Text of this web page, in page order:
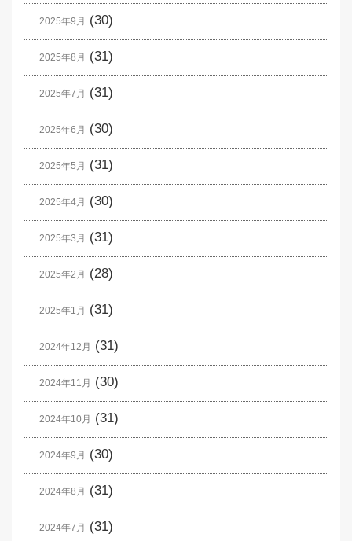
2025年9月 (30)
2025年8月 (31)
2025年7月 (31)
2025年6月 (30)
2025年5月 (31)
2025年4月 (30)
2025年3月 (31)
2025年2月 (28)
2025年1月 (31)
2024年12月 (31)
2024年11月 (30)
2024年10月 (31)
2024年9月 (30)
2024年8月 (31)
2024年7月 (31)